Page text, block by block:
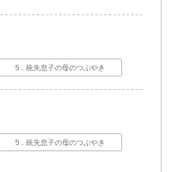
5．統失息子の母のつぶやき
5．統失息子の母のつぶやき